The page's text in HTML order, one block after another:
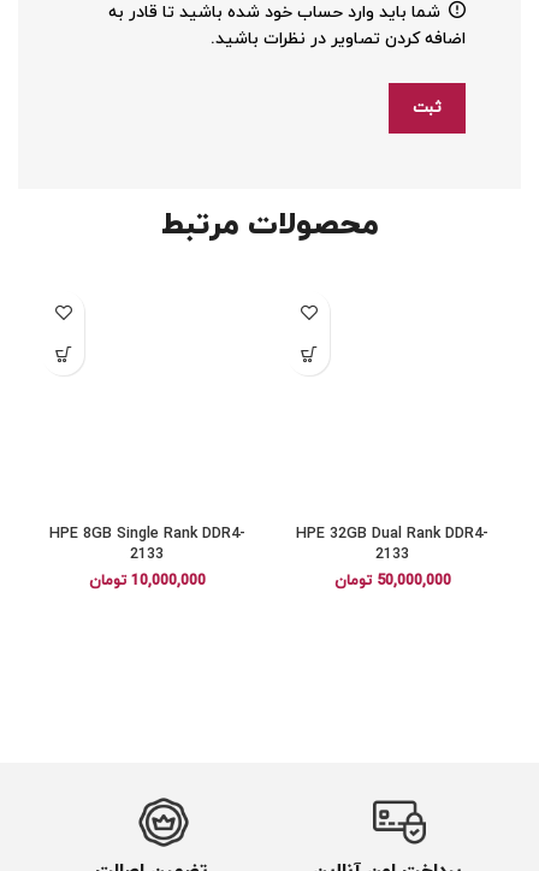
شما باید وارد حساب خود شده باشید تا قادر به
اضافه کردن تصاویر در نظرات باشید.
محصولات مرتبط
HPE 32GB Dual Rank DDR4-
2133
50,000,000 تومان
HPE 8GB Single Rank DDR4-
2133
10,000,000 تومان